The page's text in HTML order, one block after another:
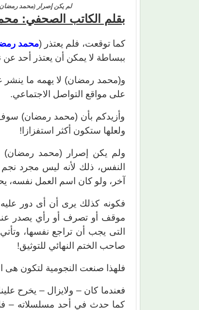
لم يكن إصرار (محمد
بقلم الكاتب الصحفي:
كما توقعت، فلم يعتذر (محمد
ببساطة لا يمكن أن يعتذر أحد
و(محمد رمضان) لا يهمه ما
على مواقع التواصل الاجتماعي.
وأزيدكم بأن (محمد رمضان) سوف
ولعلها ستكون أكثر استفزازا!
ولم يكن إصرار (محمد رمضان)
النفس، ذلك لأنه ليس مجرد
آخر، ولو كان اسم العمل نفسه،
فكونه كذلك يرى أن أى دور
موقف أو تصرف أو رأي يصدر
التى يجب أن تراجع نفسها، وتأتي
صاحب الختم النهائي للتوثيق!
فلهذا صنعت النجومية لتكون هى
فعندما كان – ولايزال – يخرح
كما حدث في أحد مسلسلاته – فلا